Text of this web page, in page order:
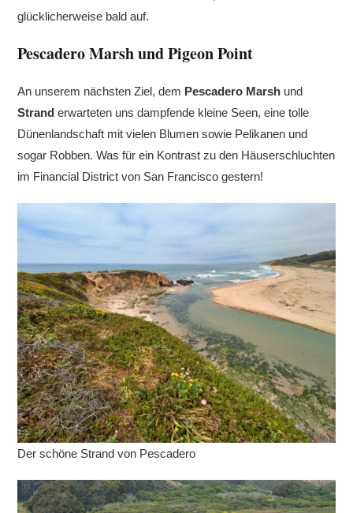
glücklicherweise bald auf.
Pescadero Marsh und Pigeon Point
An unserem nächsten Ziel, dem Pescadero Marsh und
Stranderwarteten uns dampfende kleine Seen, eine tolle
Dünenlandschaft mit vielen Blumen sowie Pelikanen und
sogar Robben. Was für ein Kontrast zu den Häuserschluchten
im Financial District von San Francisco gestern!
Der schöne Strand von Pescadero